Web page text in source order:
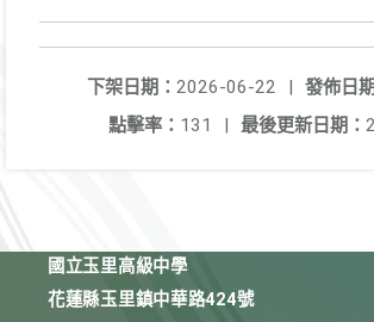
發佈日
下架日期： 2026-06-22
最後更新日期：
點擊率： 131
國立玉里高級中學
花蓮縣玉里鎮中華路424號